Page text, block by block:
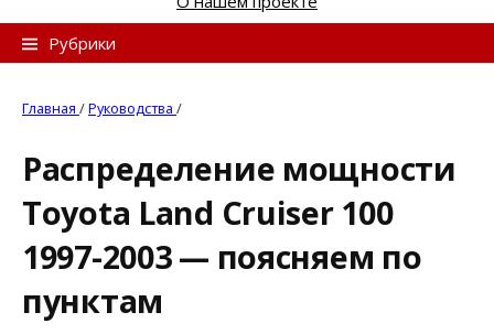
n
Рубрики
и
Главная /Руководства /
Распределение мощности
Toyota Land Cruiser 100
1997-2003 — поясняем по
пунктам